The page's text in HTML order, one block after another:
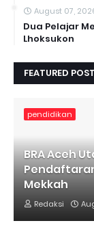
August 07,
Dua Pelajar
Lhoksukon
FEATURED POST
pendidikan
BRA Aceh
Mekkah
Redaksi